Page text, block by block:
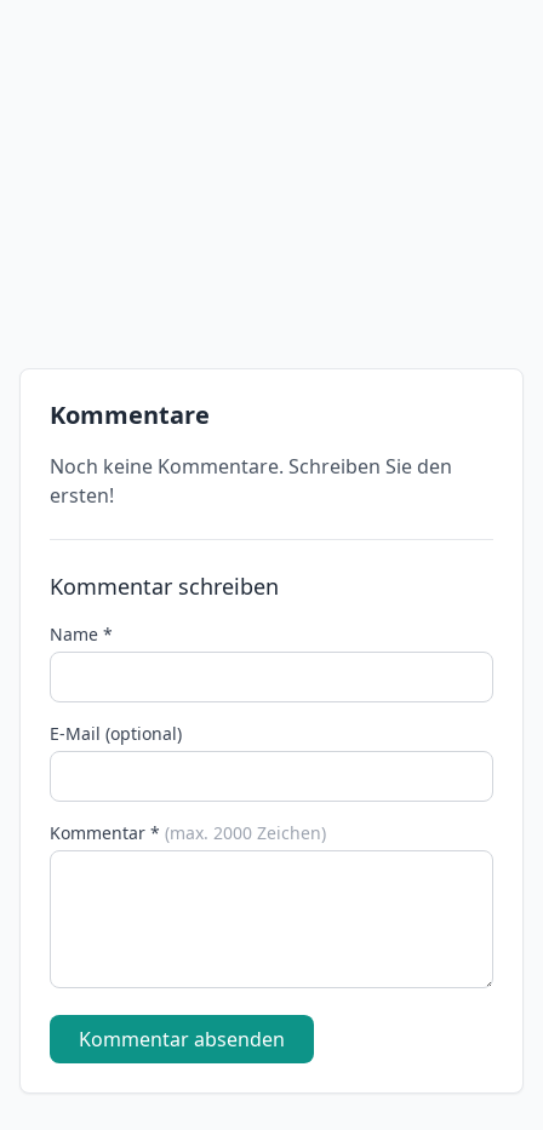
Kommentare
Noch keine Kommentare. Schreiben Sie den
ersten!
Kommentar schreiben
Name *
E-Mail (optional)
Kommentar * (max. 2000 Zeichen)
Kommentar absenden